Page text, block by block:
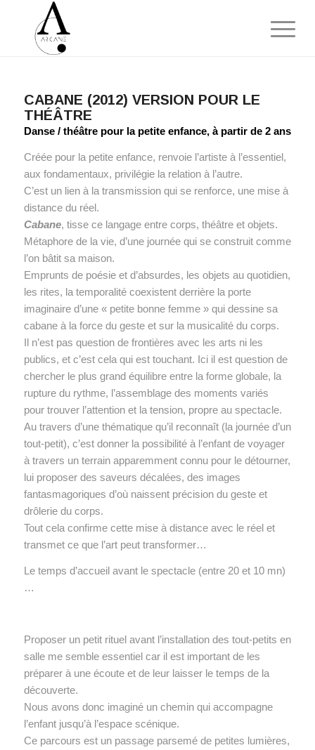
CABANE (2012) VERSION POUR LE
THÉÂTRE
Danse / théâtre pour la petite enfance, à partir de 2 ans
Créée pour la petite enfance, renvoie l’artiste à l’essentiel,
aux fondamentaux, privilégie la relation à l’autre.
C’est un lien à la transmission qui se renforce, une mise à
distance du réel.
Cabane, tisse ce langage entre corps, théâtre et objets.
Métaphore de la vie, d’une journée qui se construit comme
l’on bâtit sa maison.
Emprunts de poésie et d’absurdes, les objets au quotidien,
les rites, la temporalité coexistent derrière la porte
imaginaire d’une « petite bonne femme » qui dessine sa
cabane à la force du geste et sur la musicalité du corps.
Il n’est pas question de frontières avec les arts ni les
publics, et c’est cela qui est touchant. Ici il est question de
chercher le plus grand équilibre entre la forme globale, la
rupture du rythme, l’assemblage des moments variés
pour trouver l’attention et la tension, propre au spectacle.
Au travers d’une thématique qu’il reconnaît (la journée d’un
tout-petit), c’est donner la possibilité à l’enfant de voyager
à travers un terrain apparemment connu pour le détourner,
lui proposer des saveurs décalées, des images
fantasmagoriques d’où naissent précision du geste et
drôlerie du corps.
Tout cela confirme cette mise à distance avec le réel et
transmet ce que l’art peut transformer…
Le temps d’accueil avant le spectacle (entre 20 et 10 mn)
…
Proposer un petit rituel avant l’installation des tout-petits en
salle me semble essentiel car il est important de les
préparer à une écoute et de leur laisser le temps de la
découverte.
Nous avons donc imaginé un chemin qui accompagne
l’enfant jusqu’à l’espace scénique.
Ce parcours est un passage parsemé de petites lumières,